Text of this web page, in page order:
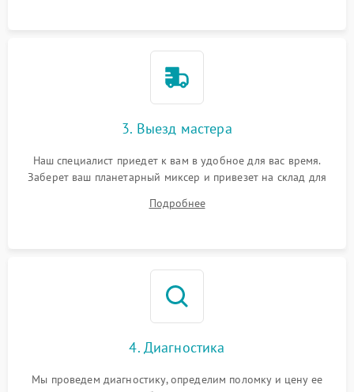
3. Выезд мастера
Наш специалист приедет к вам в удобное для вас время.
Заберет ваш планетарный миксер и привезет на склад для
Подробнее
4. Диагностика
Мы проведем диагностику, определим поломку и цену ее